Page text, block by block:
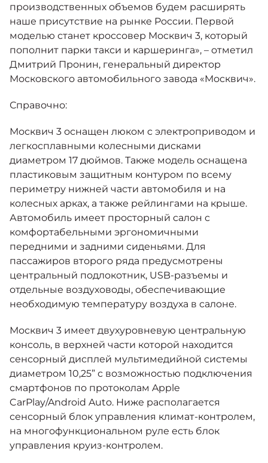
производственных объемов будем расширять
наше присутствие на рынке России. Первой
моделью станет кроссовер Москвич 3, который
пополнит парки такси и каршеринга», – отметил
Дмитрий Пронин, генеральный директор
Московского автомобильного завода «Москвич».
Справочно:
Москвич 3 оснащен люком с электроприводом и
легкосплавными колесными дисками
диаметром 17 дюймов. Также модель оснащена
пластиковым защитным контуром по всему
периметру нижней части автомобиля и на
колесных арках, а также рейлингами на крыше.
Автомобиль имеет просторный салон с
комфортабельными эргономичными
передними и задними сиденьями. Для
пассажиров второго ряда предусмотрены
центральный подлокотник, USB-разъемы и
отдельные воздуховоды, обеспечивающие
необходимую температуру воздуха в салоне.
Москвич 3 имеет двухуровневую центральную
консоль, в верхней части которой находится
сенсорный дисплей мультимедийной системы
диаметром 10,25” с возможностью подключения
смартфонов по протоколам Apple
CarPlay/Android Auto. Ниже располагается
сенсорный блок управления климат-контролем,
на многофункциональном руле есть блок
управления круиз-контролем.